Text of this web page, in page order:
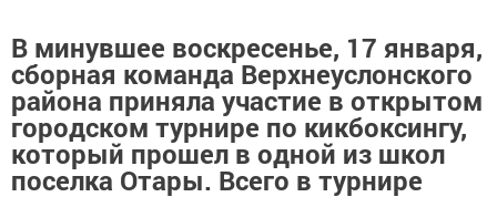
В минувшее воскресенье, 17 января,
сборная команда Верхнеуслонского
района приняла участие в открытом
городском турнире по кикбоксингу,
который прошел в одной из школ
поселка Отары. Всего в турнире